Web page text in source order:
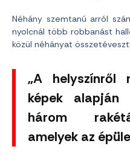
Néhány szemtanú arról
nyolcnál több robbanást
közül néhányat
„A helyszínről
képek alapján
három
amelyek az